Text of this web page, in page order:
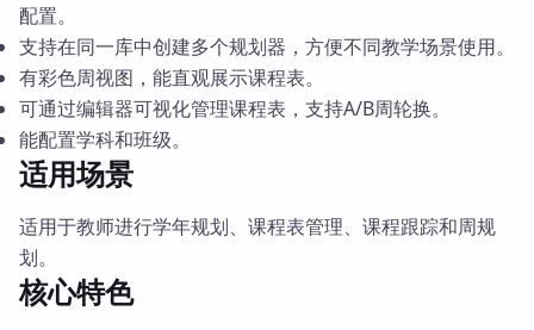
配置。
支持在同一库中创建多个规划器，方便不同教学场景使用。
有彩色周视图，能直观展示课程表。
可通过编辑器可视化管理课程表，支持A/B周轮换。
能配置学科和班级。
适用场景
适用于教师进行学年规划、课程表管理、课程跟踪和周规
划。
核心特色